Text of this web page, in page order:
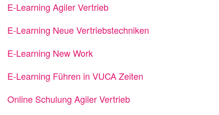
E-Learning Agiler Vertrieb
E-Learning Neue Vertriebstechniken
E-Learning New Work
E-Learning Führen in VUCA Zeiten
Online Schulung Agiler Vertrieb